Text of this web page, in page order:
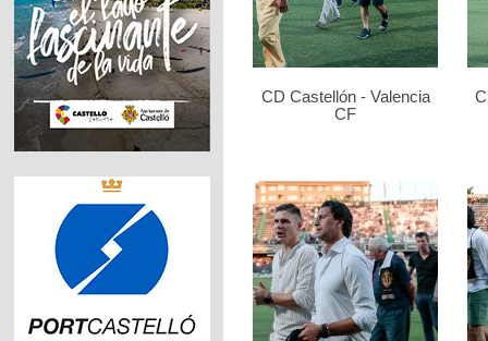
CD Castellón - Valencia
CF